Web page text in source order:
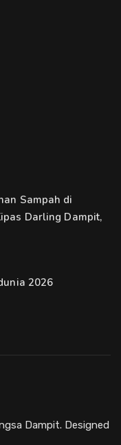
Sampah di
Darling Dampit,
2026
Dampit. Designed